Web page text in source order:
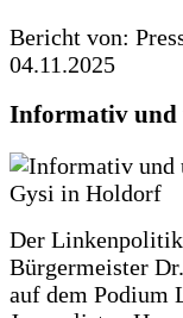
Bericht von:
04.11.2025
Informativ und
Der
Bürgermeister
auf dem Podium